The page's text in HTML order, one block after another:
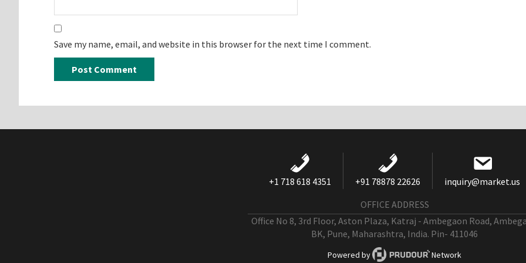
Save my name, email, and website in this browser for the next time I comment.
+1 718 618 4351 +91 78878 22626
inquiry@market.us
OFFICE ADDRESS
Office No 8, 3rd Floor, Aston Plaza, Katraj - Ambegaon Road,
BK, Pune, Maharashtra, India. Pin- 411046
Powered by Network